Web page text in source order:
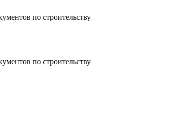
по строительству
по строительству